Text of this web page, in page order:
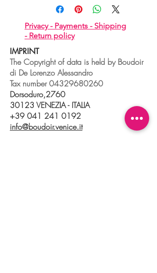
Privacy - Payments - Shipping
- Return policy
IMPRINT
The Copyright of data is held by Boudoir
di De Lorenzo Alessandro
Tax number04329680260
Dorsoduro,2760
30123 VENEZIA - ITALIA
+39 041 241 0192
info@boudoir.venice.it